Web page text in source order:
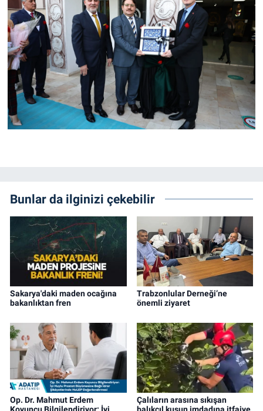
Bunlar da ilginizi çekebilir
Sakarya'daki maden ocağına
bakanlıktan fren
Trabzonlular Derneği’ne
önemli ziyaret
Op. Dr. Mahmut Erdem
Çalıların arasına sıkışan